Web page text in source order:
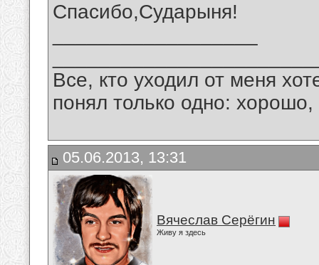
Спасибо,Сударыня!
Все, кто уходил от меня
понял только одно:
05.06.2013, 13:31
Вячеслав Серёгин
Живу я здесь